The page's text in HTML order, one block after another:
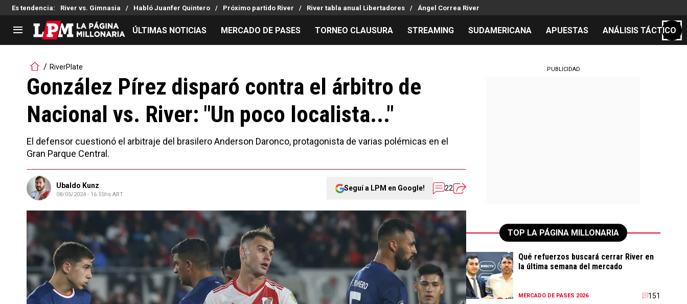
Es tendencia: River vs. Gimnasia Habló Juanfer Quintero Próximo partido River River tabla anual Libertadores Ángel Correa River
LIGA PROFESIONAL
Noticias
Tabla de posiciones
Fixture
Reserva
Copa Sudamericana
Copa Argentina
Selección Argentina
Mercado de Pases
Análisis tácticos
Juanfer Quintero
Chacho Coudet
Streaming
Entradas
Hinchas
Los goles de River
ÚLTIMAS NOTICIAS MERCADO DE PASES TORNEO CLAUSURA STREAMING SUDAMERICANA APUESTAS ANÁLISIS TÁCTICO
RiverPlate
González Pírez disparó contra el árbitro de
Nacional vs. River: "Un poco localista..."
El defensor cuestionó el arbitraje del brasilero Anderson Daronco, protagonista de varias polémicas en el
Gran Parque Central.
Ubaldo Kunz
08/05/2024 - 16:55hs ART
Seguí a LPM en Google! 22
PUBLICIDAD
TOP LA PÁGINA MILLONARIA
Qué refuerzos buscará cerrar River en
la última semana del mercado
MERCADO DE PASES 2026 151